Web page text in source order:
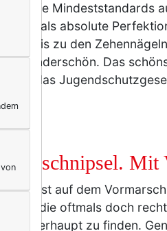
was die Mindeststandards
als absolute
bis zu den
wunderschön. Das
wo das
Mit
ist auf dem
ist, die oftmals doch
überhaupt zu finden.